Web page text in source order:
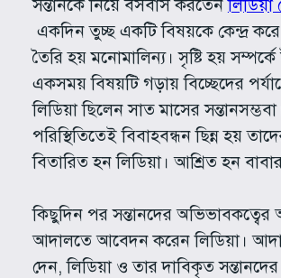
সন্তানকে নিয়ে বসবাস করতেনলিডিয়া
একদিন তুচ্ছ একটি বিষয়কে কেন্দ্র
তৈরি হয় মনোমালিন্য। সৃষ্টি হয়
একসময় বিষয়টি গড়ায় বিচ্ছেদের
লিডিয়া ছিলেন সাত মাসের
পরিস্থিতিতেই বিবাহবন্ধন ছিন্ন হয়
বিতারিত হন লিডিয়া। আশ্রিত হন
কিছুদিন পর সন্তানদের
আদালতে আবেদন করেন লিডিয়া।
দেন, লিডিয়া ও তার দাবিকৃত